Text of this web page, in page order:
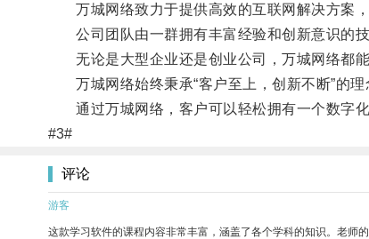
万城网络致力于提供高效的互联网解决方案，
公司团队由一群拥有丰富经验和创新意识的技
无论是大型企业还是创业公司，万城网络都能
万城网络始终秉承“客户至上，创新不断”的理
通过万城网络，客户可以轻松拥有一个数字化
#3#
评论
游客
这款学习软件的课程内容非常丰富，涵盖了各个学科的知识。老师